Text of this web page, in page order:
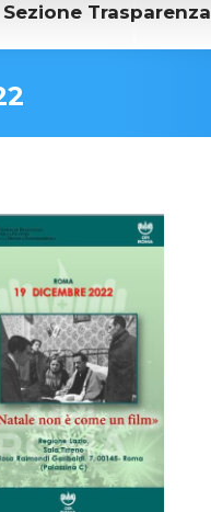
Sezione Trasparenza